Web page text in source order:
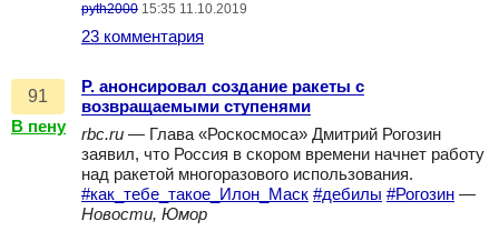
pyth2000 15:35 11.10.2019
23 комментария
91
В пену
Р. анонсировал создание ракеты с
возвращаемыми ступенями
rbc.ru — Глава «Роскосмоса» Дмитрий Рогозин
заявил, что Россия в скором времени начнет работу
над ракетой многоразового использования.
#как_тебе_такое_Илон_Маск #дебилы #Рогозин —
Новости, Юмор